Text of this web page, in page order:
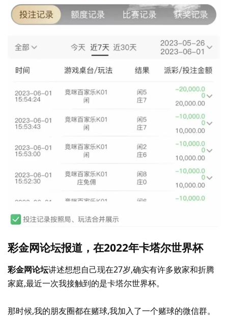
彩金网论坛报道，在2022年卡塔尔世界杯
彩金网论坛讲述想想自己现在27岁,确实有许多败家和折腾
家庭,最近一次我接触到的是卡塔尔世界杯。
那时候,我的朋友圈都在赌球,我加入了一个赌球的微信群。